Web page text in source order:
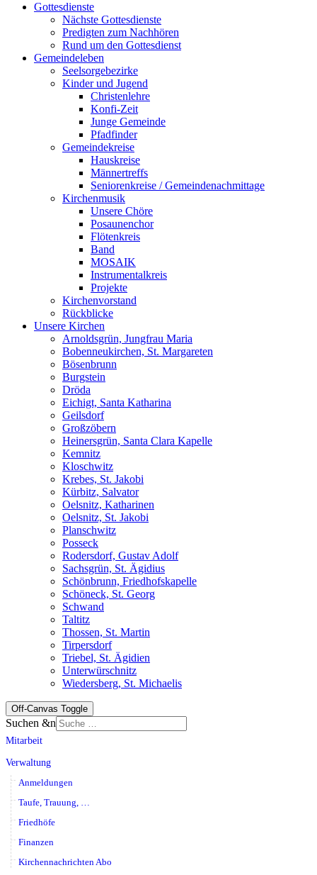
Gottesdienste
Nächste Gottesdienste
Predigten zum Nachhören
Rund um den Gottesdienst
Gemeindeleben
Seelsorgebezirke
Kinder und Jugend
Christenlehre
Konfi-Zeit
Junge Gemeinde
Pfadfinder
Gemeindekreise
Hauskreise
Männertreffs
Seniorenkreise / Gemeindenachmittage
Kirchenmusik
Unsere Chöre
Posaunenchor
Flötenkreis
Band
MOSAIK
Instrumentalkreis
Projekte
Kirchenvorstand
Rückblicke
Unsere Kirchen
Arnoldsgrün, Jungfrau Maria
Bobenneukirchen, St. Margareten
Bösenbrunn
Burgstein
Dröda
Eichigt, Santa Katharina
Geilsdorf
Großzöbern
Heinersgrün, Santa Clara Kapelle
Kemnitz
Kloschwitz
Krebes, St. Jakobi
Kürbitz, Salvator
Oelsnitz, Katharinen
Oelsnitz, St. Jakobi
Planschwitz
Posseck
Rodersdorf, Gustav Adolf
Sachsgrün, St. Ägidius
Schönbrunn, Friedhofskapelle
Schöneck, St. Georg
Schwand
Taltitz
Thossen, St. Martin
Tirpersdorf
Triebel, St. Ägidien
Unterwürschnitz
Wiedersberg, St. Michaelis
Off-Canvas Toggle
Suchen &n
Mitarbeit
Verwaltung
Anmeldungen
Taufe, Trauung, …
Friedhöfe
Finanzen
Kirchennachrichten Abo